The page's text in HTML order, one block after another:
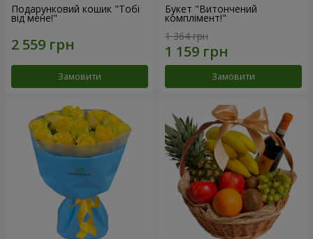
Подарунковий кошик "Тобі
від мене!"
Замовити
Букет "Витончений
комплімент!"
1 364 грн
Замовити